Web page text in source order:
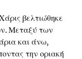
βελτιώθηκε
Μεταξύ των
και άνω,
την οριακή